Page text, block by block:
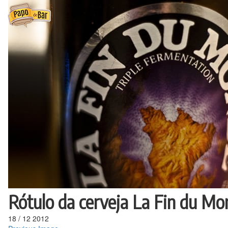
para
Rótulo da cerveja La Fin du
18 / 12 2012